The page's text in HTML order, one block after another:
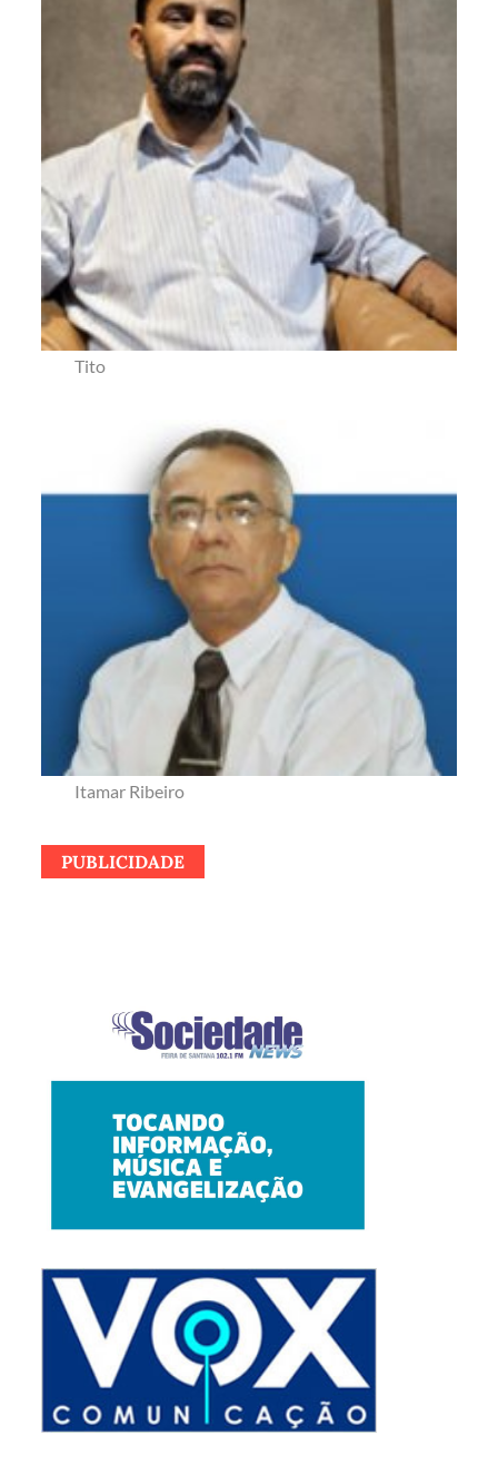
Tito
Itamar Ribeiro
PUBLICIDADE